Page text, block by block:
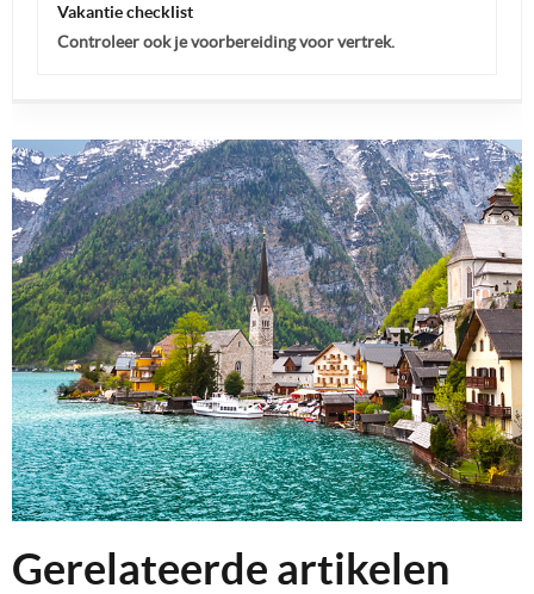
Vakantie checklist
Controleer ook je voorbereiding voor vertrek.
Gerelateerde artikelen